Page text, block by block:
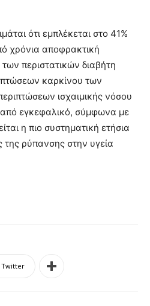
ότι εμπλέκεται στο 41%
χρόνια αποφρακτική
περιστατικών διαβήτη
καρκίνου των
ισχαιμικής νόσου
εγκεφαλικό, σύμφωνα με
η πιο συστηματική ετήσια
της ρύπανσης στην υγεία
Twitter